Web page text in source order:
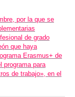
por la que se
de grado
que haya
Erasmus+ de
programa para
de trabajo», en el